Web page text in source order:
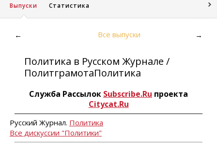
Выпуски Статистика
← Все выпуски →
Политика в Русском Журнале /
ПолитграмотаПолитика
Служба Рассылок Subscribe.Ru проекта
Citycat.Ru
Русский Журнал. Политика
Все дискуссии "Политики"